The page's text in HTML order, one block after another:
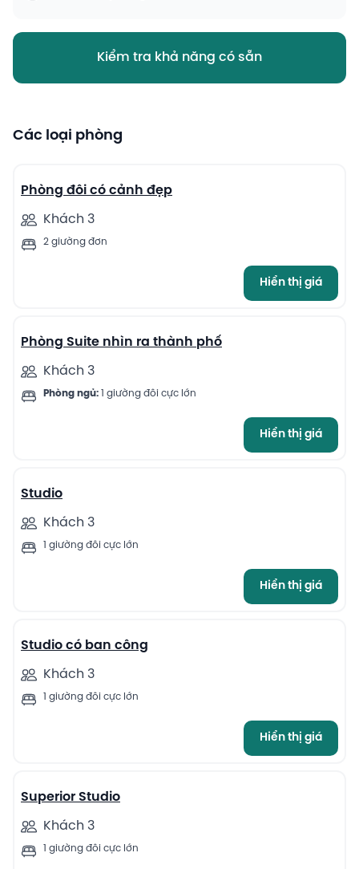
Kiểm tra khả năng có sẵn
Các loại phòng
Phòng đôi có cảnh đẹp
Khách 3
2 giường đơn
Hiển thị giá
13
Phòng Suite nhìn ra thành phố
Khách 3
Phòng ngủ: 1 giường đôi cực lớn
Hiển thị giá
13
Studio
Khách 3
1 giường đôi cực lớn
Hiển thị giá
13
Studio có ban công
Khách 3
1 giường đôi cực lớn
Hiển thị giá
13
Superior Studio
Khách 3
1 giường đôi cực lớn